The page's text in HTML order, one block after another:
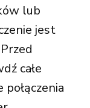
lub
jest
całe